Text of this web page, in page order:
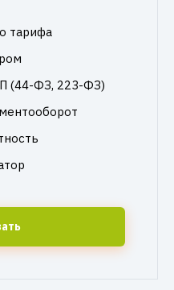
тарифа
(44-ФЗ, 223-ФЗ)